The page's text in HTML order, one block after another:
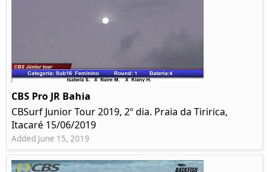
CBS Pro JR Bahia
CBSurf Junior Tour 2019, 2º dia. Praia da Tiririca,
Itacaré 15/06/2019
Added June 15, 2019